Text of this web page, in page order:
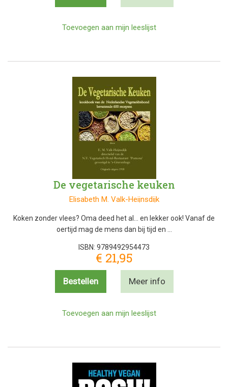
Toevoegen aan mijn leeslijst
De vegetarische keuken
Elisabeth M. Valk-Heijnsdijk
Koken zonder vlees? Oma deed het al... en lekker ook! Vanaf de
oertijd mag de mens dan bij tijd en …
ISBN: 9789492954473
€ 21,95
Bestellen Meer info
Toevoegen aan mijn leeslijst